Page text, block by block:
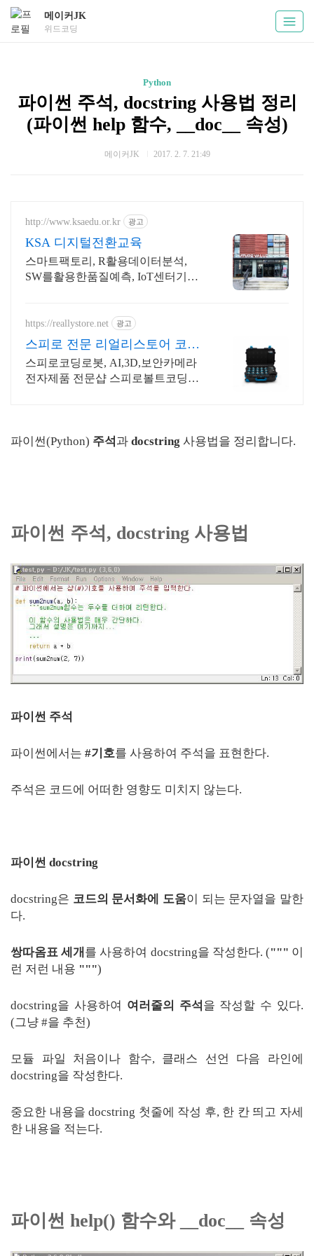
메이커JK
위드코딩
Python
파이썬 주석, docstring 사용법 정리
(파이썬 help 함수, __doc__ 속성)
메이커JK 2017. 2. 7. 21:49
http://www.ksaedu.or.kr 광고
KSA 디지털전환교육
스마트팩토리, R활용데이터분석,
SW를활용한품질예측, IoT센터기술,
https://reallystore.net 광고
스피로 전문 리얼리스토어 코딩
교육을 쉽고 재밌게
스피로코딩로봇, AI,3D,보안카메라
전자제품 전문샵 스피로볼트코딩로
파이썬(Python) 주석 과 docstring 사용법을 정리합니다.
파이썬 주석, docstring 사용법
파이썬 주석
파이썬에서는 #기호를 사용하여 주석을 표현한다.
주석은 코드에 어떠한 영향도 미치지 않는다.
파이썬 docstring
docstring은 코드의 문서화에 도움이 되는 문자열을 말한
다.
쌍따옴표 세개 를 사용하여 docstring을 작성한다. (""" 이
런 저런 내용 """)
docstring을 사용하여 여러줄의 주석 을 작성할 수 있다.
(그냥 #을 추천)
모듈 파일 처음이나 함수, 클래스 선언 다음 라인에
docstring을 작성한다.
중요한 내용을 docstring 첫줄에 작성 후, 한 칸 띄고 자세
한 내용을 적는다.
파이썬 help() 함수와 __doc__ 속성